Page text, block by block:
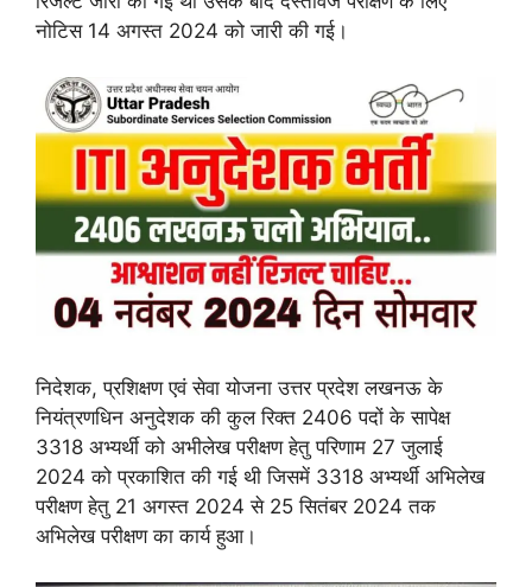
नोटिस 14 अगस्त 2024 को जारी की गई।
निदेशक, प्रशिक्षण एवं सेवा योजना उत्तर प्रदेश लखनऊ के
नियंत्रणधिन अनुदेशक की कुल रिक्त 2406 पदों के सापेक्ष
3318 अभ्यर्थी को अभीलेख परीक्षण हेतु परिणाम 27 जुलाई
2024 को प्रकाशित की गई थी जिसमें 3318 अभ्यर्थी अभिलेख
परीक्षण हेतु 21 अगस्त 2024 से 25 सितंबर 2024 तक
अभिलेख परीक्षण का कार्य हुआ।